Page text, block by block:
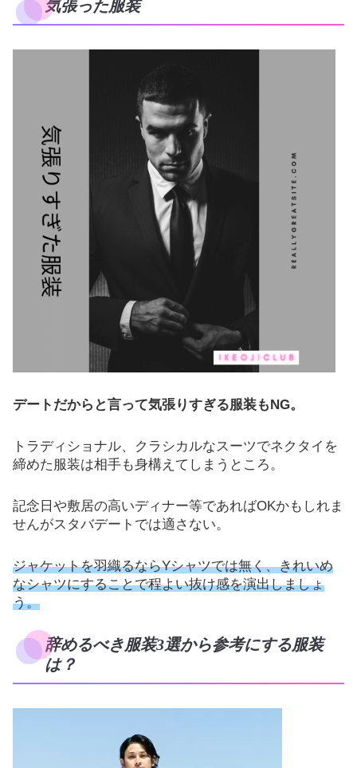
気張った服装
デートだからと言って気張りすぎる服装もNG。
トラディショナル、クラシカルなスーツでネクタイを
締めた服装は相手も身構えてしまうところ。
記念日や敷居の高いディナー等であればOKかもしれま
せんがスタバデートでは適さない。
ジャケットを羽織るならYシャツでは無く、きれいめ
なシャツにすることで程よい抜け感を演出しましょ
う。
辞めるべき服装3選から参考にする服装
は？